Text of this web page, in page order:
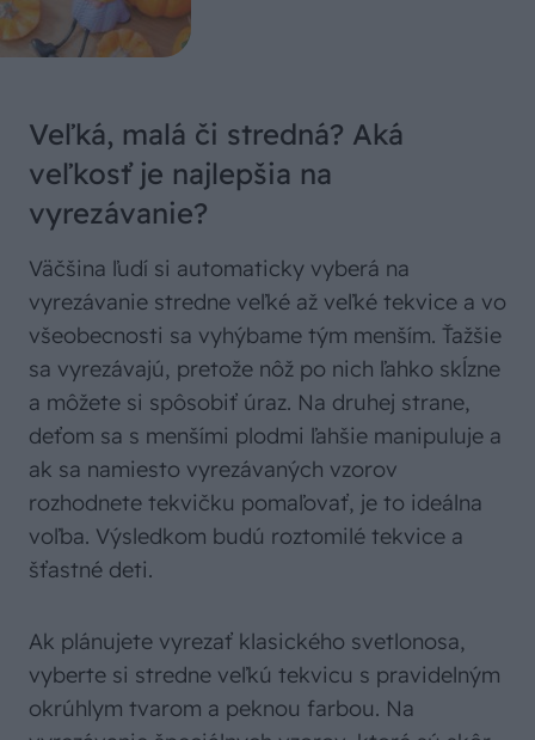
Veľká, malá či stredná? Aká
veľkosť je najlepšia na
vyrezávanie?
Väčšina ľudí si automaticky vyberá na
vyrezávanie stredne veľké až veľké tekvice a vo
všeobecnosti sa vyhýbame tým menším. Ťažšie
sa vyrezávajú, pretože nôž po nich ľahko skĺzne
a môžete si spôsobiť úraz. Na druhej strane,
deťom sa s menšími plodmi ľahšie manipuluje a
ak sa namiesto vyrezávaných vzorov
rozhodnete tekvičku pomaľovať, je to ideálna
voľba. Výsledkom budú roztomilé tekvice a
šťastné deti.
Ak plánujete vyrezať klasického svetlonosa,
vyberte si stredne veľkú tekvicu s pravidelným
okrúhlym tvarom a peknou farbou. Na